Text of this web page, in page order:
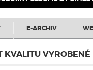
E-ARCHIV
VYROBENÉ